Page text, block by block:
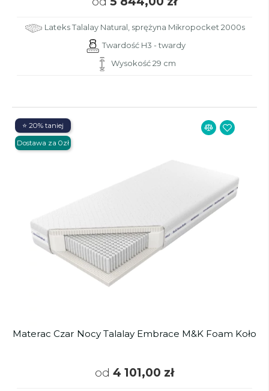
Lateks Talalay Natural, sprężyna Mikropocket 2000s
Twardość H3 - twardy
Wysokość 29 cm
Materac Czar Nocy Talalay Embrace M&K Foam Koło
od 4 101,00 zł
⭐ 20% taniej
Dostawa za 0zł